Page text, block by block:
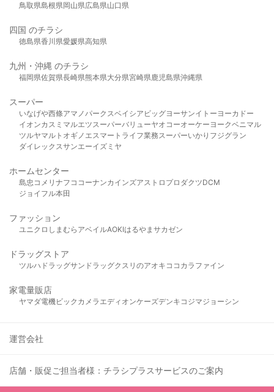
鳥取県島根県岡山県広島県山口県
四国 のチラシ
徳島県香川県愛媛県高知県
九州・沖縄 のチラシ
福岡県佐賀県長崎県熊本県大分県宮崎県鹿児島県沖縄県
スーパー
いなげや西條アマノパークスベイシア ビッグヨーサンイトーヨーカドー
イオンカスミ マルエツスーパーバリューヤオコーオーケー ヨークベニマル
ツルヤマルト オギノ エスマート ライフ業務スーパーいかり フジグラン
ダイレックスサンエーイズミヤ
ホームセンター
島忠 コメリ ナフコ コーナンカインズアストロプロダクツDCM
ジョイフル本田
ファッション
ユニクロ しまむら アベイルAOKIはるやま サカゼン
ドラッグストア
ツルハドラッグサンドラッグクスリのアオキ ココカラファイン
家電量販店
ヤマダ電機ビックカメラ エディオンケーズデンキ コジマジョーシン
運営会社
店舗・販促ご担当者様：チラシプラスサービスのご案内